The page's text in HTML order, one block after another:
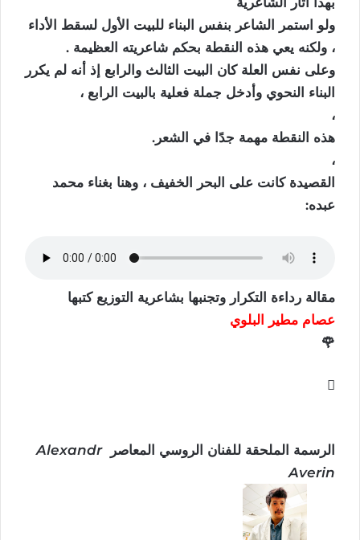
ولو استمر الشاعر بنفس البناء للبيت الأول لسقط الأداء
، ولكنه يعي هذه النقطة بحكم شاعريته العظيمة .
وعلى نفس العلة كان البيت الثالث والرابع إذ أنه لم يكرر
البناء النحوي وأدخل جملة فعلية بالبيت الرابع ،
،
هذه النقطة مهمة جدًا في الشعر.
،
القصيدة كانت على البحر الخفيف ، وهنا بغناء محمد
عبده:
مقالة رداءة التكرار وتجنبها بشاعرية التوزيع كتبها
عصام مطير البلوي
🌹
الرسمة الملحقة للفنان الروسي المعاصرAlexandr
Averin